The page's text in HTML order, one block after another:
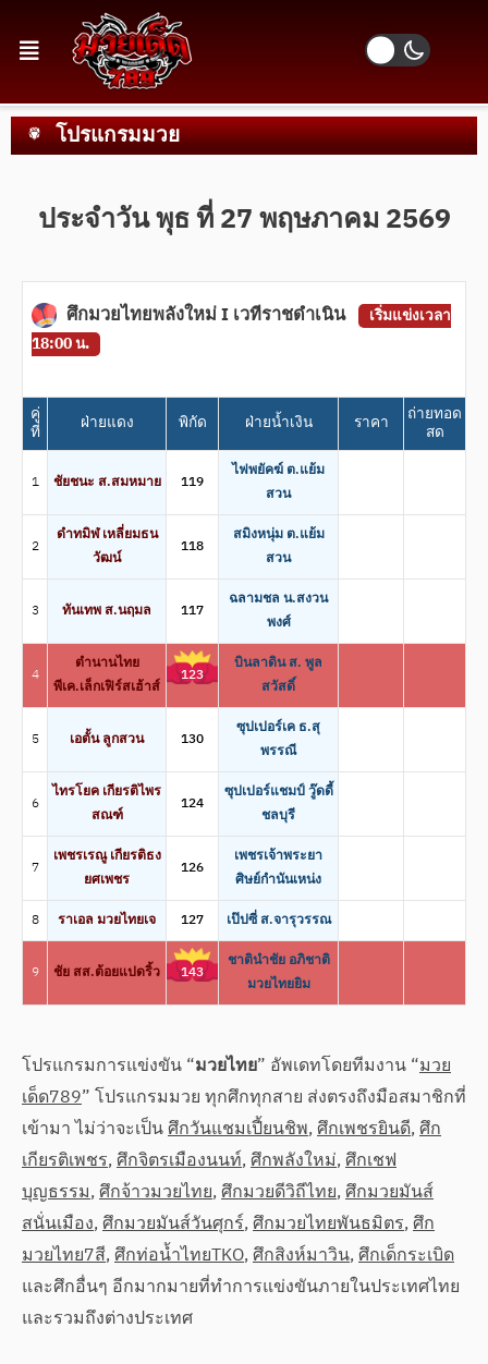
โปรแกรมมวย
ประจำวัน พุธ ที่ 27 พฤษภาคม 2569
ศึกมวยไทยพลังใหม่ I เวทีราชดำเนิน
เริ่มแข่งเวลา
18:00 น.
คู่
ที่ ฝ่ายแดง พิกัด ฝ่ายน้ำเงิน ราคา ถ่ายทอด
สด
1 ชัยชนะ ส.สมหมาย 119
ไฟพยัคฆ์ ต.แย้ม
สวน
2
ดำทมิฬ เหลี่ยมธน
วัฒน์
118
สมิงหนุ่ม ต.แย้ม
สวน
3 ทันเทพ ส.นฤมล 117
ฉลามชล น.สงวน
พงศ์
4
ตำนานไทย
พีเค.เล็กเฟิร์สเฮ้าส์
123
บินลาดิน ส. พูล
สวัสดิ์
5 เอตั้น ลูกสวน 130
ซุปเปอร์เค ธ.สุ
พรรณี
6
ไทรโยค เกียรติไพร
สณฑ์
124
ซุปเปอร์แชมป์ วู๊ดดี้
ชลบุรี
7
เพชรเรณู เกียรติธง
ยศเพชร
126
เพชรเจ้าพระยา
ศิษย์กำนันเหน่ง
8
ราเอล มวยไทยเจ 127 เป๊ปซี่ ส.จารุวรรณ
9 ชัย สส.ต้อยแปดริ้ว 143
ชาตินำชัย อภิชาติ
มวยไทยยิม
โปรแกรมการแข่งขัน “มวยไทย” อัพเดทโดยทีมงาน “มวย
เด็ด789” โปรแกรมมวย ทุกศึกทุกสาย ส่งตรงถึงมือสมาชิกที่
เข้ามา ไม่ว่าจะเป็นศึกวันแชมเปี้ยนชิพ,ศึกเพชรยินดี,ศึก
เกียรติเพชร,ศึกจิตรเมืองนนท์,ศึกพลังใหม่,ศึกเชฟ
บุญธรรม,ศึกจ้าวมวยไทย,ศึกมวยดีวิถีไทย,ศึกมวยมันส์
สนั่นเมือง,ศึกมวยมันส์วันศุกร์,ศึกมวยไทยพันธมิตร,ศึก
มวยไทย7สี,ศึกท่อน้ำไทยTKO,ศึกสิงห์มาวิน,ศึกเด็กระเบิด
และศึกอื่นๆ อีกมากมายที่ทำการแข่งขันภายในประเทศไทย
และรวมถึงต่างประเทศ